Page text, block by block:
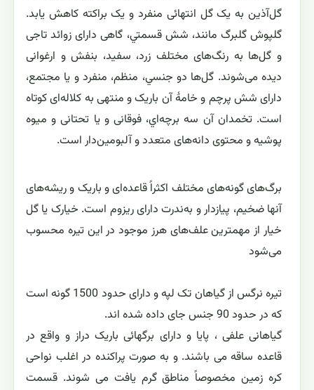
گل‌آذين به يک گل انتهائى منفرد و يک براکته کاهش يابد.
گلپوش گلبرگ مانند، شش قسمتي، گاهى داراى زوائد تاجى
و گل‌ها به رنگ‌هاى مختلف زرد، سفيد، بنفش و ارغوانى
ديده مى‌شوند. گل‌ها دو جنسي، منظم، منفرد و يا مجتمع،
داراى شش پرچم و خامهٔ آن باريک و منتهى به کلاله‌اى کوتاه
است. تخمدان آن سه برچه‌اي، فوقانى و يا تحتانى و ميوه
پوشيه و محتوى دانه‌هاى متعدد و آلبومين‌دار است.
برگ‌هاى گونه‌هاى مختلف اکثراً قاعده‌اى و باريک و ريشه‌هاى
آنها ضخيم، پيازدار و به‌ندرت داراى ريزوم است. خيارک يا گل
خيار از مهمترين علف‌هاى هرز موجود در اين تيره محسوب
مى‌شود
تیره نرگس از گیاهان تک لپه و دارای حدود 1500 گونه است
که در حدود 90 جنس جای داده شده اند.
گیاهانی علفی ، پایا و دارای برگهائی باریک دراز و واقع در
قاعده ساقه می باشند. و به صورت پراکنده در اغلب نواحی
کره زمین مخصوصاً مناطق گرم یافت می شوند. قسمت